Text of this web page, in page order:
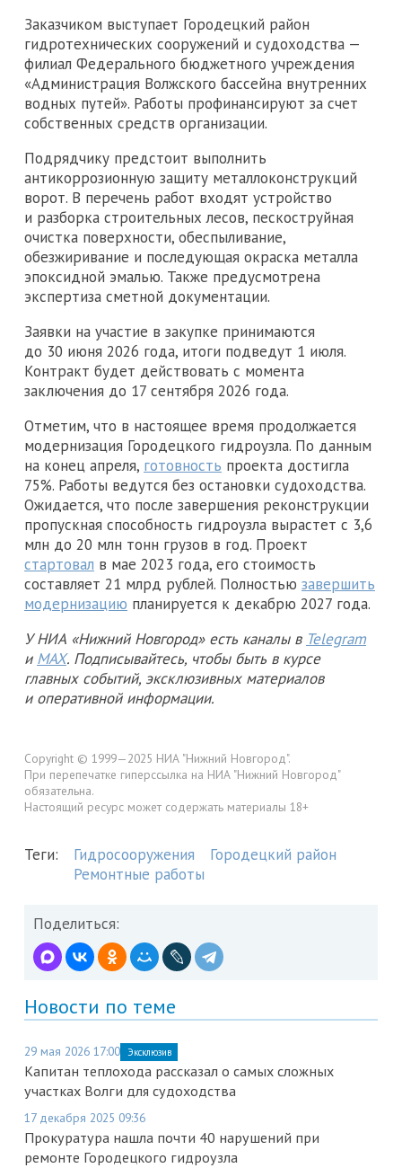
Заказчиком выступает Городецкий район
гидротехнических сооружений и судоходства —
филиал Федерального бюджетного учреждения
«Администрация Волжского бассейна внутренних
водных путей». Работы профинансируют за счет
собственных средств организации.
Подрядчику предстоит выполнить
антикоррозионную защиту металлоконструкций
ворот. В перечень работ входят устройство
и разборка строительных лесов, пескоструйная
очистка поверхности, обеспыливание,
обезжиривание и последующая окраска металла
эпоксидной эмалью. Также предусмотрена
экспертиза сметной документации.
Заявки на участие в закупке принимаются
до 30 июня 2026 года, итоги подведут 1 июля.
Контракт будет действовать с момента
заключения до 17 сентября 2026 года.
Отметим, что в настоящее время продолжается
модернизация Городецкого гидроузла. По данным
на конец апреля, готовность проекта достигла
75%. Работы ведутся без остановки судоходства.
Ожидается, что после завершения реконструкции
пропускная способность гидроузла вырастет с 3,6
млн до 20 млн тонн грузов в год. Проект
стартовал в мае 2023 года, его стоимость
составляет 21 млрд рублей. Полностью завершить
модернизацию планируется к декабрю 2027 года.
У НИА «Нижний Новгород» есть каналы в Telegram
и MAX. Подписывайтесь, чтобы быть в курсе
главных событий, эксклюзивных материалов
и оперативной информации.
Copyright © 1999—2025 НИА "Нижний Новгород".
При перепечатке гиперссылка на НИА "Нижний Новгород"
обязательна.
Настоящий ресурс может содержать материалы 18+
Теги: Гидросооружения
Городецкий район
Ремонтные работы
Поделиться:
Новости по теме
29 мая 2026 17:00 Эксклюзив
Капитан теплохода рассказал о самых сложных
участках Волги для судоходства
17 декабря 2025 09:36
Прокуратура нашла почти 40 нарушений при
ремонте Городецкого гидроузла